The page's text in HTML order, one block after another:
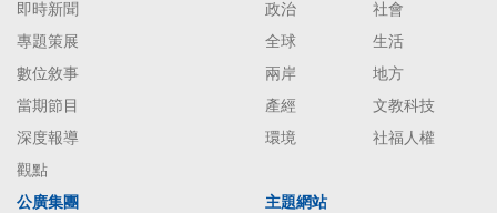
即時新聞
專題策展
數位敘事
當期節目
深度報導
觀點
政治
社會
全球
生活
兩岸
地方
產經
文教科技
環境
社福人權
公廣集團
主題網站